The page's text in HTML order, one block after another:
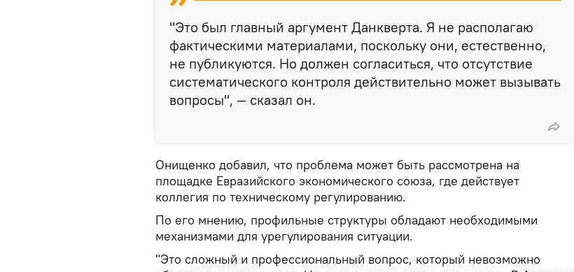
"Это был главный аргумент Данкверта. Я не располагаю
фактическими материалами, поскольку они, естественно,
не публикуются. Но должен согласиться, что отсутствие
систематического контроля действительно может вызывать
вопросы", — сказал он.
Онищенко добавил, что проблема может быть рассмотрена на
площадке Евразийского экономического союза, где действует
коллегия по техническому регулированию.
По его мнению, профильные структуры обладают необходимыми
механизмами для урегулирования ситуации.
"Это сложный и профессиональный вопрос, который невозможно